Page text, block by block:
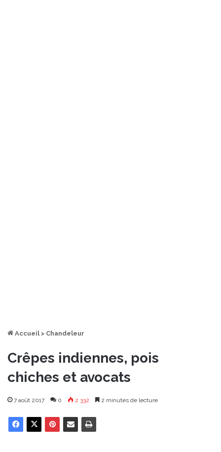
Accueil > Chandeleur
Crêpes indiennes, pois
chiches et avocats
7 août 2017 0 2 332 2 minutes de lecture